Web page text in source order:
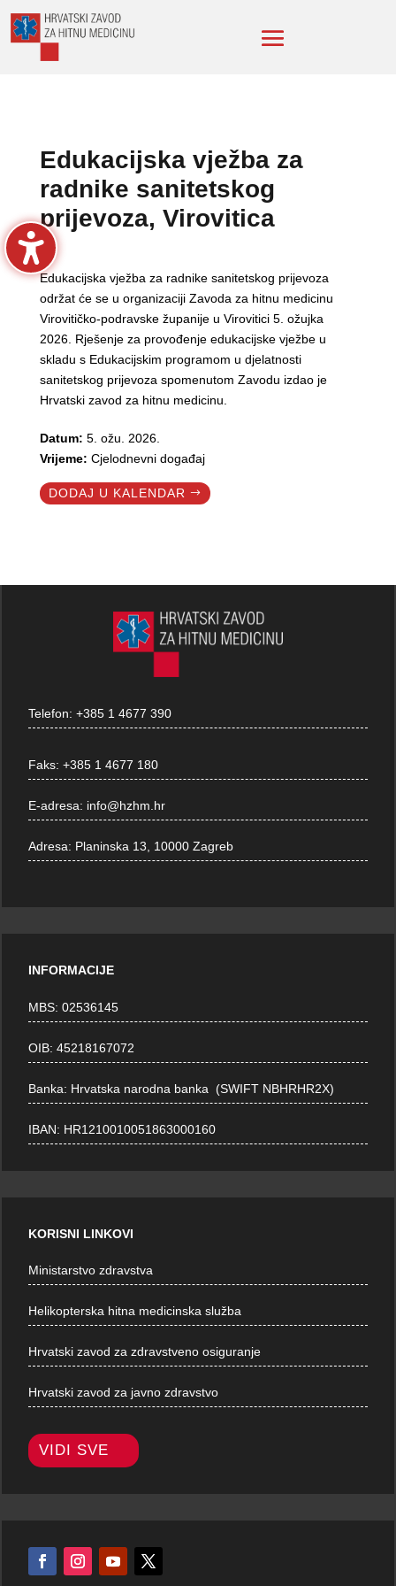
Edukacijska vježba za
radnike sanitetskog
prijevoza, Virovitica
Edukacijska vježba za radnike sanitetskog prijevoza
održat će se u organizaciji Zavoda za hitnu medicinu
Virovitičko-podravske županije u Virovitici 5. ožujka
2026. Rješenje za provođenje edukacijske vježbe u
skladu s Edukacijskim programom u djelatnosti
sanitetskog prijevoza spomenutom Zavodu izdao je
Hrvatski zavod za hitnu medicinu.
Datum: 5. ožu. 2026.
Vrijeme: Cjelodnevni događaj
DODAJ U KALENDAR
Telefon:+385 1 4677 390
Faks:+385 1 4677 180
E-adresa: info@hzhm.hr
Adresa: Planinska 13, 10000 Zagreb
INFORMACIJE
MBS: 02536145
OIB: 45218167072
Banka: Hrvatska narodna banka (SWIFT NBHRHR2X)
IBAN: HR1210010051863000160
KORISNI LINKOVI
Ministarstvo zdravstva
Helikopterska hitna medicinska služba
Hrvatski zavod za zdravstveno osiguranje
Hrvatski zavod za javno zdravstvo
VIDI SVE